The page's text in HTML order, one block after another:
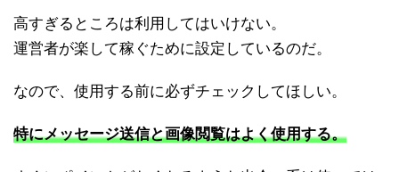
高すぎるところは利用してはいけない。
運営者が楽して稼ぐために設定しているのだ。
なので、使用する前に必ずチェックしてほしい。
特にメッセージ送信と画像閲覧はよく使用する。